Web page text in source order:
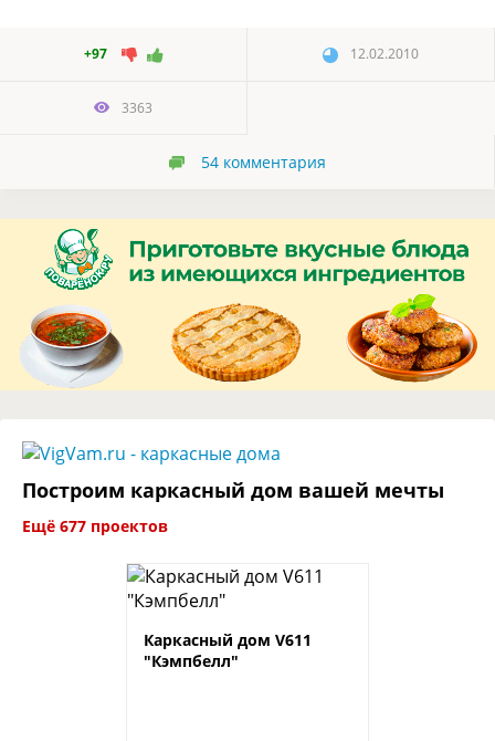
+97 12.02.2010
3363
54 комментария
Построим каркасный дом вашей мечты
Ещё 677 проектов
Каркасный дом V611
"Кэмпбелл"